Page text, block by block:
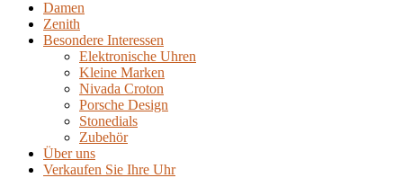
Damen
Zenith
Besondere Interessen
Elektronische Uhren
Kleine Marken
Nivada Croton
Porsche Design
Stonedials
Zubehör
Über uns
Verkaufen Sie Ihre Uhr